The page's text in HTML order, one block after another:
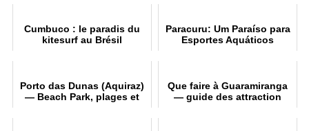
Cumbuco : le paradis du
kitesurf au Brésil
Paracuru: Um Paraíso para
Esportes Aquáticos
Porto das Dunas (Aquiraz)
— Beach Park, plages et
Que faire à Guaramiranga
— guide des attraction